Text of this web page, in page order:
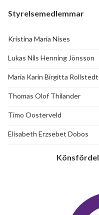
24
lägenheter
Styrelsemedlemmar
Kristina Maria Nises
Lukas Nils Henning Jönsson
Maria Karin Birgitta Rollstedt
Thomas Olof Thilander
Timo Oosterveld
Elisabeth Erzsebet Dobos